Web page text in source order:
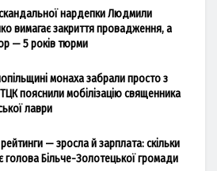
нардепки Людмили
вимагає закриття провадження, а
— 5 років тюрми
монаха забрали просто з
пояснили мобілізацію священника
лаври
— зросла й зарплата: скільки
голова Більче-Золотецької громади